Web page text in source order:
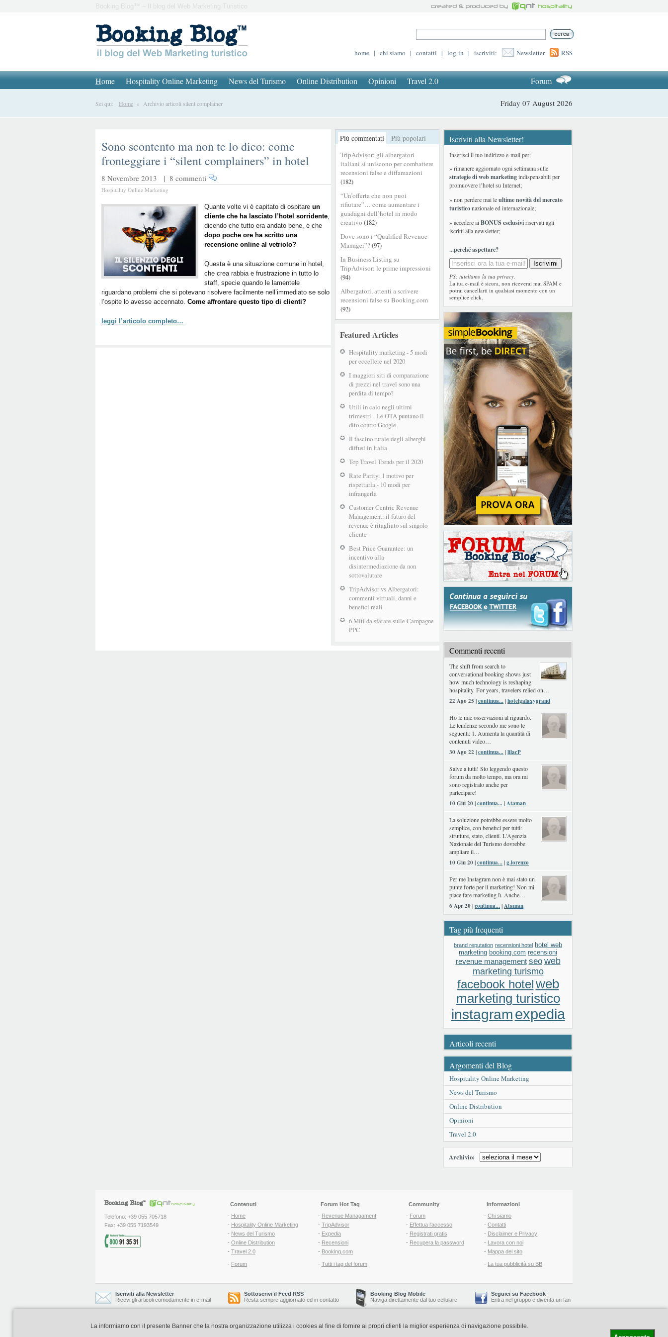
Booking Blog™ – Il blog del Web Marketing Turistico
home | chi siamo | contatti | log-in | iscriviti: Newsletter RSS
Home Hospitality Online Marketing News del Turismo Online Distribution Opinioni Travel 2.0 Forum
Sei qui: Home » Archivio articoli silent complainer Friday 07 August 2026
Più commentati Più popolari
TripAdvisor: gli albergatori
italiani si uniscono per combattere
recensioni false e diffamazioni
(182)
“Un’offerta che non puoi
rifiutare”… come aumentare i
guadagni dell’hotel in modo
creativo (182)
Dove sono i “Qualified Revenue
Manager”?(97)
In Business Listing su
TripAdvisor: le prime impressioni
(94)
Albergatori, attenti a scrivere
recensioni false su Booking.com
(92)
Featured Articles
Hospitality marketing - 5 modi
per eccellere nel 2020
I maggiori siti di comparazione
di prezzi nel travel sono una
perdita di tempo?
Utili in calo negli ultimi
trimestri - Le OTA puntano il
dito contro Google
Il fascino rurale degli alberghi
diffusi in Italia
Top Travel Trends per il 2020
Rate Parity: 1 motivo per
rispettarla - 10 modi per
infrangerla
Customer Centric Revenue
Management: il futuro del
revenue è ritagliato sul singolo
cliente
Best Price Guarantee: un
incentivo alla
disintermediazione da non
sottovalutare
TripAdvisor vs Albergatori:
commenti virtuali, danni e
benefici reali
6 Miti da sfatare sulle Campagne
PPC
Sono scontento ma non te lo dico: come
fronteggiare i “silent complainers” in hotel
8 Novembre 2013 | 8 commenti
Hospitality Online Marketing
Quante volte vi è capitato di ospitare un
cliente che ha lasciato l’hotel sorridente,
dicendo che tutto era andato bene, e che
dopo poche ore ha scritto una
recensione online al vetriolo?
Questa è una situazione comune in hotel,
che crea rabbia e frustrazione in tutto lo
staff, specie quando le lamentele
riguardano problemi che si potevano risolvere facilmente nell’immediato se solo
l’ospite lo avesse accennato. Come affrontare questo tipo di clienti?
leggi l’articolo completo…
Iscriviti alla Newsletter!
Inserisci il tuo indirizzo e-mail per:
» rimanere aggiornato ogni settimana sulle
strategie di web marketingindispensabili per
promuovere l’hotel su Internet;
» non perdere mai leultime novità del mercato
turisticonazionale ed internazionale;
» accedere aiBONUS esclusiviriservati agli
iscritti alla newsletter;
...perché aspettare?
PS: tuteliamo la tua privacy.
La tua e-mail è sicura, non riceverai mai SPAM e
potrai cancellarti in qualsiasi momento con un
semplice click.
Commenti recenti
The shift from search to
conversational booking shows just
how much technology is reshaping
hospitality. For years, travelers relied on…
22 Ago 25 |continua...|hotelgalaxygrand
Ho le mie osservazioni al riguardo.
Le tendenze secondo me sono le
seguenti: 1. Aumenta la quantità di
contenuti video…
30 Ago 22 |continua...|lilacP
Salve a tutti! Sto leggendo questo
forum da molto tempo, ma ora mi
sono registrato anche per
partecipare!
10 Giu 20 |continua...|Ataman
La soluzione potrebbe essere molto
semplice, con benefici per tutti:
strutture, stato, clienti. L'Agenzia
Nazionale del Turismo dovrebbe
ampliare il…
10 Giu 20 |continua...|g.lorenzo
Per me Instagram non è mai stato un
punte forte per il marketing! Non mi
piace fare marketing lì. Anche…
6 Apr 20 |continua...|Ataman
Tag più frequenti
brand reputation recensioni hotel hotel web
marketing booking.com recensioni
revenue management seo web
marketing turismo
facebook hotelweb
marketing turistico
instagramexpedia
Articoli recenti
Argomenti del Blog
Hospitality Online Marketing
News del Turismo
Online Distribution
Opinioni
Travel 2.0
Archivio:
Telefono: +39 055 705718
Fax: +39 055 7193549
Contenuti
- Home
- Hospitality Online Marketing
- News del Turismo
- Online Distribution
- Travel 2.0
- Forum
Forum Hot Tag
- Revenue Managament
- TripAdvisor
- Expedia
- Recensioni
- Booking.com
- Tutti i tag del forum
Community
- Forum
- Effettua l'accesso
- Registrati gratis
- Recupera la password
Informazioni
- Chi siamo
- Contatti
- Disclaimer e Privacy
- Lavora con noi
- Mappa del sito
- La tua pubblicità su BB
Iscriviti alla Newsletter
Ricevi gli articoli comodamente in e-mail
Sottoscrivi il Feed RSS
Resta sempre aggiornato ed in contatto
Booking Blog Mobile
Naviga direttamente dal tuo cellulare
Seguici su Facebook
Entra nel gruppo e diventa un fan
Booking Blog è realizzato e curato da Copyright © 2006-2026 QNT S.r.l. Socio Unico -www.qnt.it-Booking Blog™ -Il blog del Web Marketing Turistico
La informiamo con il presente Banner che la nostra organizzazione utilizza i cookies al fine di fornire ai propri clienti la miglior esperienza di navigazione possibile.